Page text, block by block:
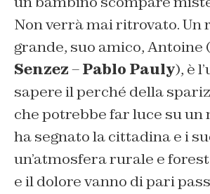
Non verrà mai ritrovato. Un
grande, suo amico, Antoine (
Senzez–Pablo Pauly), è
sapere il perché della
che potrebbe far luce su un
ha segnato la cittadina e i
un’atmosfera rurale e
e il dolore vanno di pari